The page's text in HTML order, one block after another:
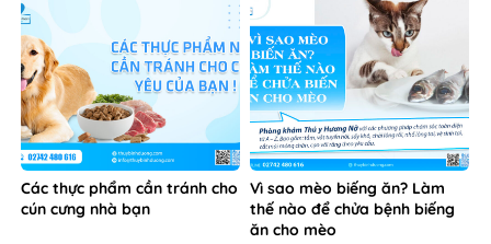
Các thực phẩm cần tránh cho
cún cưng nhà bạn
Vì sao mèo biếng ăn? Làm
thế nào để chửa bệnh biếng
ăn cho mèo